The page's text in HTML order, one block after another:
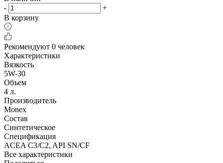
-
+
В корзину
Рекомендуют 0 человек
Характеристики
Вязкость
5W-30
Объем
4 л.
Производитель
Monex
Состав
Синтетическое
Спецификация
ACEA C3/C2, API SN/CF
Все характеристики